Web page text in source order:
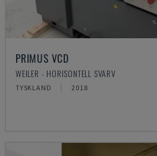
PRIMUS VCD
WEILER - HORISONTELL SVARV
TYSKLAND 2018